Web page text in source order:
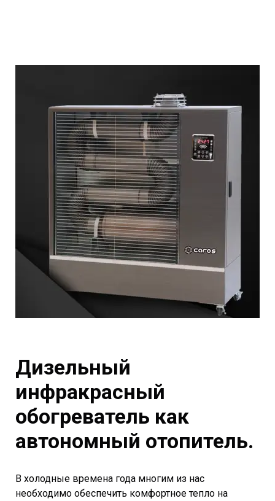
Дизельный
инфракрасный
обогреватель как
автономный отопитель.
В холодные времена года многим из нас
необходимо обеспечить комфортное тепло на